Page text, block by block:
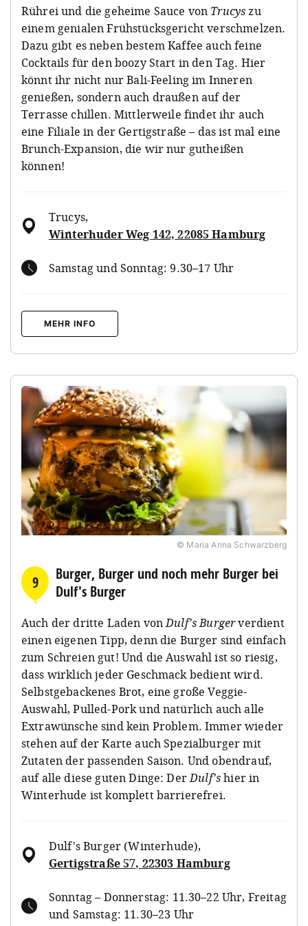
Rührei und die geheime Sauce von Trucyszu
einem genialen Frühstücksgericht verschmelzen.
Dazu gibt es neben bestem Kaffee auch feine
Cocktails für den boozy Start in den Tag. Hier
könnt ihr nicht nur Bali-Feeling im Inneren
genießen, sondern auch draußen auf der
Terrasse chillen. Mittlerweile findet ihr auch
eine Filiale in der Gertigstraße – das ist mal eine
Brunch-Expansion, die wir nur gutheißen
können!
Trucys,
Winterhuder Weg 142, 22085 Hamburg
Samstag und Sonntag: 9.30–17 Uhr
MEHR INFO
© Maria Anna Schwarzberg
9
Burger, Burger und noch mehr Burger bei
Dulf's Burger
Auch der dritte Laden vonDulf's Burgerverdient
einen eigenen Tipp, denn die Burger sind einfach
zum Schreien gut! Und die Auswahl ist so riesig,
dass wirklich jeder Geschmack bedient wird.
Selbstgebackenes Brot, eine große Veggie-
Auswahl, Pulled-Pork und natürlich auch alle
Extrawünsche sind kein Problem. Immer wieder
stehen auf der Karte auch Spezialburger mit
Zutaten der passenden Saison. Und obendrauf,
auf alle diese guten Dinge: DerDulf'shier in
Winterhude ist komplett barrierefrei.
Dulf's Burger (Winterhude),
Gertigstraße 57, 22303 Hamburg
Sonntag – Donnerstag: 11.30–22 Uhr, Freitag
und Samstag: 11.30–23 Uhr